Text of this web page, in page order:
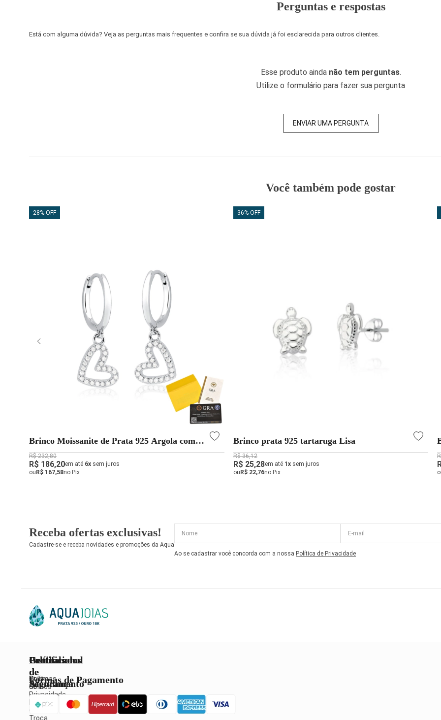
Perguntas e respostas
Está com alguma dúvida? Veja as perguntas mais frequentes e confira se sua dúvida já foi esclarecida para outros clientes.
Esse produto ainda não tem perguntas.
Utilize o formulário para fazer sua pergunta
ENVIAR UMA PERGUNTA
Você também pode gostar
28% OFF
Brinco Moissanite de Prata 925 Argola com
Coração Cravejado
R$ 232,80
R$ 186,20em até 6x sem juros
ou R$ 167,58no Pix
36% OFF
Brinco prata 925 tartaruga Lisa
R$ 36,12
R$ 25,28em até 1xsem juros
ou R$ 22,76no Pix
Receba ofertas exclusivas!
Cadastre-se e receba novidades e promoções da Aqua
Ao se cadastrar você concorda com a nossa Política de Privacidade
Institucional
Quem
Somos
Políticas
Políticas
de
Privacidade
Política
de
Troca
Central
de
Atendimento
Fale
Conosco
Certificados
de
Segurança
Formas de Pagamento